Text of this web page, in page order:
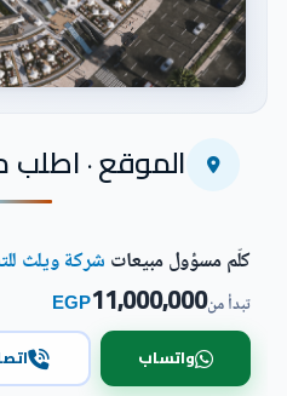
اضغط للتكبيرالموقع · اطلب
كلّم مسؤول مبيعات شركة ويلث
تبدأ من11,000,000
EGP
واتساب